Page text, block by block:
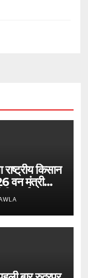
किसान
पूर्व